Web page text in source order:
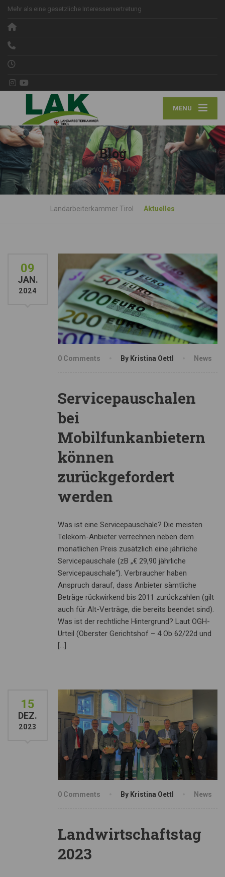
Mehr als eine gesetzliche Interessenvertretung
MENU
Blog
News von der LAK Tirol
Landarbeiterkammer Tirol Aktuelles
09
JAN.
2024
0 Comments By Kristina Oettl News
Servicepauschalen
bei
Mobilfunkanbietern
können
zurückgefordert
werden
Was ist eine Servicepauschale? Die meisten
Telekom-Anbieter verrechnen neben dem
monatlichen Preis zusätzlich eine jährliche
Servicepauschale (zB „€ 29,90 jährliche
Servicepauschale“). Verbraucher haben
Anspruch darauf, dass Anbieter sämtliche
Beträge rückwirkend bis 2011 zurückzahlen (gilt
auch für Alt-Verträge, die bereits beendet sind).
Was ist der rechtliche Hintergrund? Laut OGH-
Urteil (Oberster Gerichtshof – 4 Ob 62/22d und
[…]
15
DEZ.
2023
0 Comments By Kristina Oettl News
Landwirtschaftstag
2023